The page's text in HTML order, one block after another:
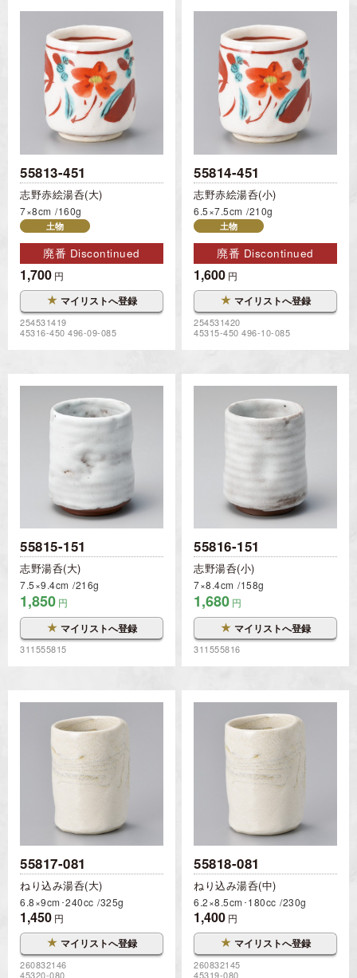
55813-451
志野赤絵湯呑(大)
7×8cm 160g
土物
廃番 Discontinued
1,700 円
★ マイリストへ登録
254531419
45316-450 496-09-085
55814-451
志野赤絵湯呑(小)
6.5×7.5cm 210g
土物
廃番 Discontinued
1,600 円
★ マイリストへ登録
254531420
45315-450 496-10-085
55815-151
志野湯呑(大)
7.5×9.4cm 216g
1,850 円
★ マイリストへ登録
311555815
55816-151
志野湯呑(小)
7×8.4cm 158g
1,680 円
★ マイリストへ登録
311555816
55817-081
ねり込み湯呑(大)
6.8×9cm･240cc 325g
1,450 円
★ マイリストへ登録
260832146
45320-080
55818-081
ねり込み湯呑(中)
6.2×8.5cm･180cc 230g
1,400 円
★ マイリストへ登録
260832145
45319-080